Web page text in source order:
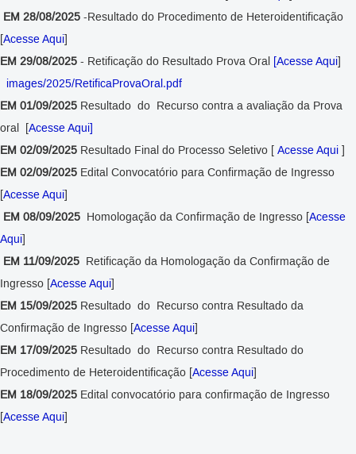
EM 28/08/2025 -Resultado do Procedimento de Heteroidentificação
[Acesse Aqui]
EM 29/08/2025 - Retificação do Resultado Prova Oral [Acesse Aqui]
images/2025/RetificaProvaOral.pdf
EM 01/09/2025 Resultado do Recurso contra a avaliação da Prova
oral [Acesse Aqui]
EM 02/09/2025 Resultado Final do Processo Seletivo [ Acesse Aqui ]
EM 02/09/2025 Edital Convocatório para Confirmação de Ingresso
[Acesse Aqui]
EM 08/09/2025 Homologação da Confirmação de Ingresso [Acesse
Aqui]
EM 11/09/2025 Retificação da Homologação da Confirmação de
Ingresso [Acesse Aqui]
EM 15/09/2025 Resultado do Recurso contra Resultado da
Confirmação de Ingresso [Acesse Aqui]
EM 17/09/2025 Resultado do Recurso contra Resultado do
Procedimento de Heteroidentificação [Acesse Aqui]
EM 18/09/2025 Edital convocatório para confirmação de Ingresso
[Acesse Aqui]